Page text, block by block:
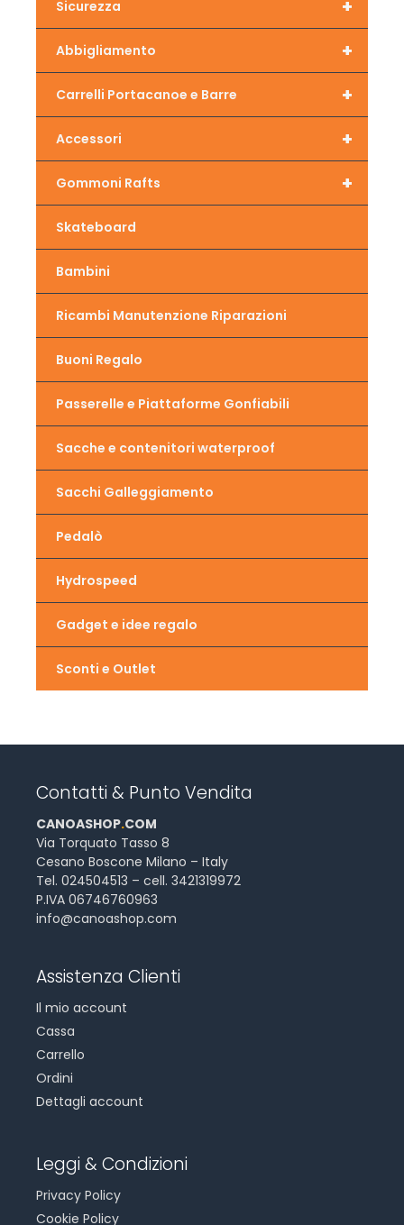
+
Sicurezza
+
Abbigliamento
+
Carrelli Portacanoe e Barre
+
Accessori
+
Gommoni Rafts
Skateboard
Bambini
Ricambi Manutenzione Riparazioni
Buoni Regalo
Passerelle e Piattaforme Gonfiabili
Sacche e contenitori waterproof
Sacchi Galleggiamento
Pedalò
Hydrospeed
Gadget e idee regalo
Sconti e Outlet
Contatti & Punto Vendita
CANOASHOP.COM
Via Torquato Tasso 8
Cesano Boscone Milano – Italy
Tel. 024504513 – cell. 3421319972
P.IVA 06746760963
info@canoashop.com
Assistenza Clienti
Il mio account
Cassa
Carrello
Ordini
Dettagli account
Leggi & Condizioni
Privacy Policy
Cookie Policy